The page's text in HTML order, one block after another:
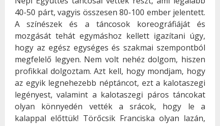
40-50 párt, vagyis összesen 80-100 ember jelentett.
A színészek és a táncosok koreográfiáját és
mozgását tehát egymáshoz kellett igazítani úgy,
hogy az egész egységes és szakmai szempontból
megfelelő legyen. Nem volt nehéz dolgom, hiszen
profikkal dolgoztam. Azt kell, hogy mondjam, hogy
az egyik legnehezebb néptáncot, ezt a kalotaszegi
legényest, valamint a kalotaszegi páros táncokat
olyan könnyedén vették a srácok, hogy le a
kalappal előttük! Törőcsik Franciska olyan lazán,